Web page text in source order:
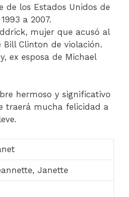
de los Estados Unidos de
a 2007.
mujer que acusó al
Bill Clinton de violación.
ex esposa de Michael
hermoso y significativo
traerá mucha felicidad a
Janette